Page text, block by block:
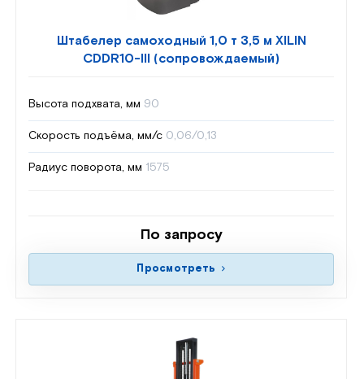
Штабелер самоходный 1,0 т 3,5 м XILIN
CDDR10-III (сопровождаемый)
Высота подхвата, мм 90
Скорость подъёма, мм/с 0,06/0,13
Радиус поворота, мм 1575
По запросу
Просмотреть